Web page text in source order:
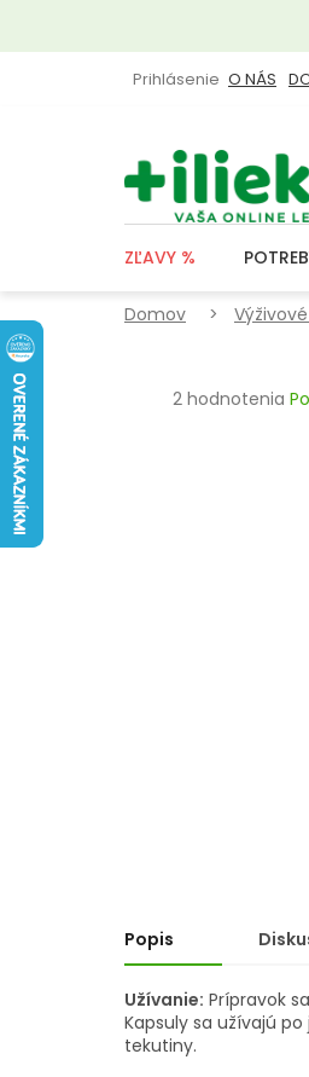
obsah
O NÁS
Prihlásenie
ZĽAVY %
Domov
Priemerné
2 hodnotenia
Popis
Užívanie: Prípravok
Kapsuly sa užívajú
tekutiny.